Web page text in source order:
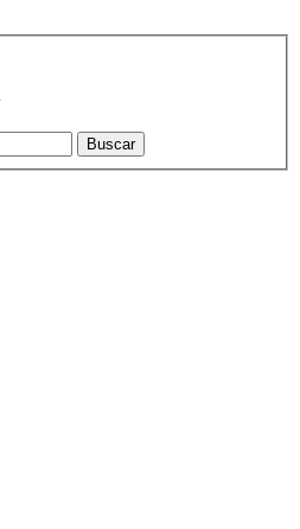
Buscar